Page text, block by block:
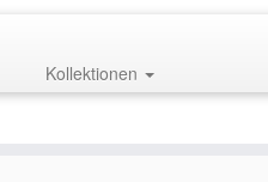
Kollektionen